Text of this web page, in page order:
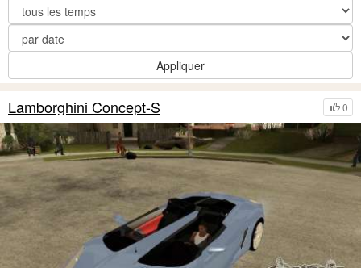
Appliquer
0
Lamborghini Concept-S